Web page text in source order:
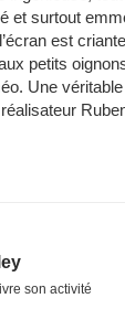
et surtout
est
petits
Une
son activité